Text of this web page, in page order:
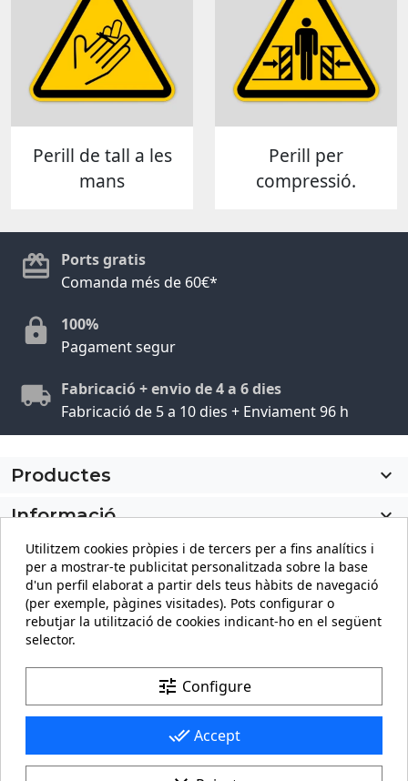
Perill de tall a les
mans
Perill per
compressió.
Ports gratis
Comanda més de 60€*
100%
Pagament segur
Fabricació + envio de 4 a 6 dies
Fabricació de 5 a 10 dies + Enviament 96 h
Productes

Informació

El meu compte
Informació sobre la botiga
keyboard_arrow_down
Utilitzem cookies pròpies i de tercers per a fins analítics i
per a mostrar-te publicitat personalitzada sobre la base
d'un perfil elaborat a partir dels teus hàbits de navegació
(per exemple, pàgines visitades). Pots configurar o
rebutjar la utilització de cookies indicant-ho en el següent
selector.
tune Configure
done_all Accept